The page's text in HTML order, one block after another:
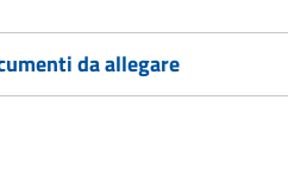
da allegare